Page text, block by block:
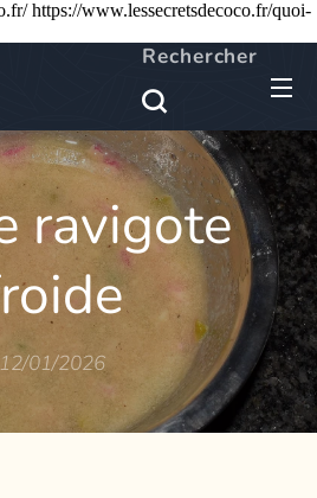
https://www.lessecretsdecoco.fr/quoi-
Rechercher
ravigote
12/01/2026